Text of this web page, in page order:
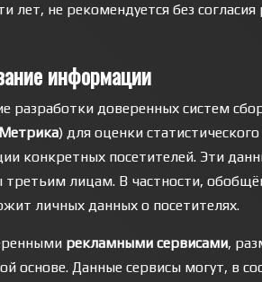
лет, не рекомендуется без
информации
разработки доверенных систем
) для оценки
конкретных посетителей. Эти
лицам. В частности,
личных данных о посетителях.
рекламными сервисами,
основе. Данные сервисы могут, в